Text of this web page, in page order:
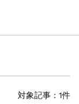
対象記事：1件